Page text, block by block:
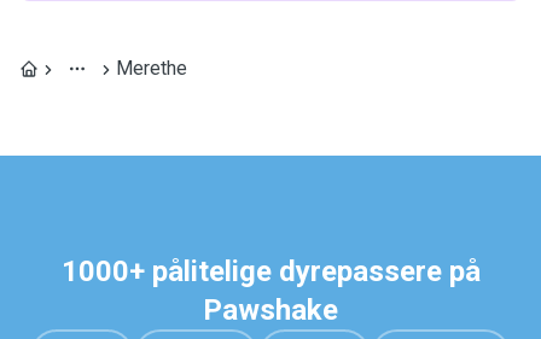
Merethe
1000+ pålitelige dyrepassere på
Pawshake